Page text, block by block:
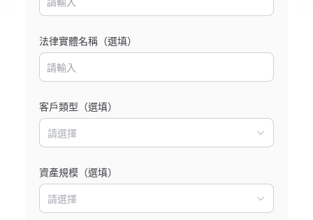
法律實體名稱（選填）
客戶類型（選填）
請選擇
資產規模（選填）
請選擇